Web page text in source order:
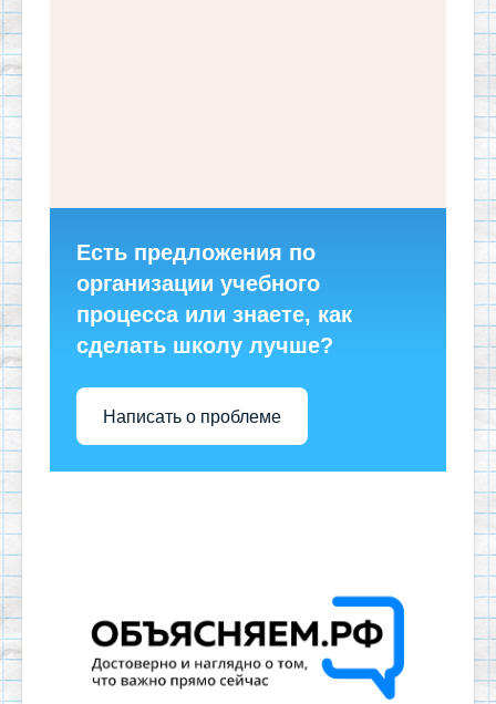
Есть предложения по
организации учебного
процесса или знаете, как
сделать школу лучше?
Написать о проблеме